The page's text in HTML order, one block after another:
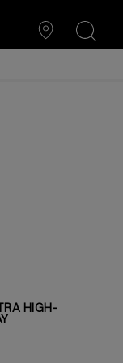
search
HIGH-